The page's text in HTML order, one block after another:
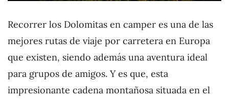
Recorrer los Dolomitas en camper es una de las
mejores rutas de viaje por carretera en Europa
que existen, siendo además una aventura ideal
para grupos de amigos. Y es que, esta
impresionante cadena montañosa situada en el